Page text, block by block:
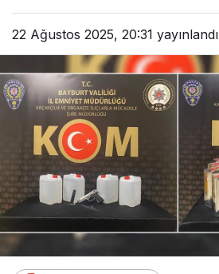
22 Ağustos 2025, 20:31 yayınlandı